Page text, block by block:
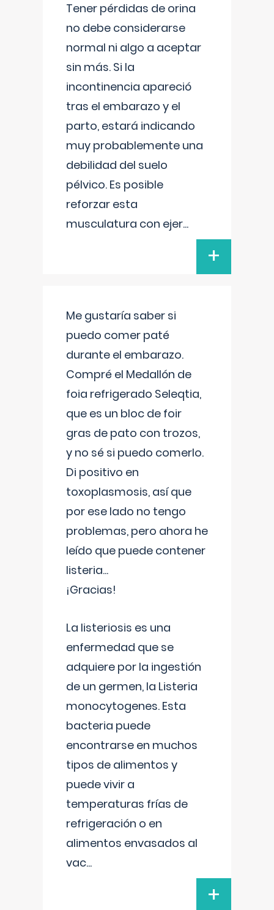
Tener pérdidas de orina
no debe considerarse
normal ni algo a aceptar
sin más. Si la
incontinencia apareció
tras el embarazo y el
parto, estará indicando
muy probablemente una
debilidad del suelo
pélvico. Es posible
reforzar esta
musculatura con ejer...
+
Me gustaría saber si
puedo comer paté
durante el embarazo.
Compré el Medallón de
foia refrigerado Seleqtia,
que es un bloc de foir
gras de pato con trozos,
y no sé si puedo comerlo.
Di positivo en
toxoplasmosis, así que
por ese lado no tengo
problemas, pero ahora he
leído que puede contener
listeria...
¡Gracias!
La listeriosis es una
enfermedad que se
adquiere por la ingestión
de un germen, la Listeria
monocytogenes. Esta
bacteria puede
encontrarse en muchos
tipos de alimentos y
puede vivir a
temperaturas frías de
refrigeración o en
alimentos envasados al
vac...
+